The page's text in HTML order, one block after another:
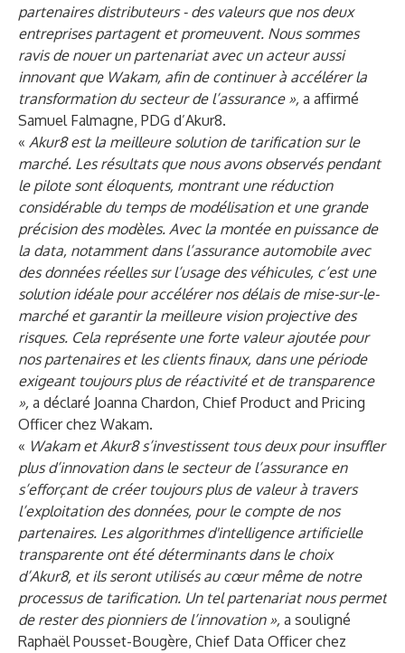
partenaires distributeurs - des valeurs que nos deux
entreprises partagent et promeuvent. Nous sommes
ravis de nouer un partenariat avec un acteur aussi
innovant que Wakam, afin de continuer à accélérer la
transformation du secteur de l’assurance », a affirmé
Samuel Falmagne, PDG d’Akur8.
« Akur8 est la meilleure solution de tarification sur le
marché. Les résultats que nous avons observés pendant
le pilote sont éloquents, montrant une réduction
considérable du temps de modélisation et une grande
précision des modèles. Avec la montée en puissance de
la data, notamment dans l’assurance automobile avec
des données réelles sur l’usage des véhicules, c’est une
solution idéale pour accélérer nos délais de mise-sur-le-
marché et garantir la meilleure vision projective des
risques. Cela représente une forte valeur ajoutée pour
nos partenaires et les clients finaux, dans une période
exigeant toujours plus de réactivité et de transparence
», a déclaré Joanna Chardon, Chief Product and Pricing
Officer chez Wakam.
« Wakam et Akur8 s’investissent tous deux pour insuffler
plus d’innovation dans le secteur de l’assurance en
s’efforçant de créer toujours plus de valeur à travers
l’exploitation des données, pour le compte de nos
partenaires. Les algorithmes d'intelligence artificielle
transparente ont été déterminants dans le choix
d’Akur8, et ils seront utilisés au cœur même de notre
processus de tarification. Un tel partenariat nous permet
de rester des pionniers de l’innovation », a souligné
Raphaël Pousset-Bougère, Chief Data Officer chez